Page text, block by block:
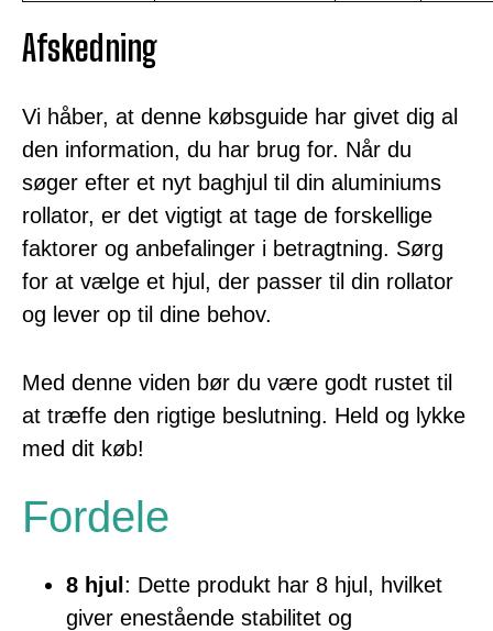
Afskedning
Vi håber, at denne købsguide har givet dig al
den information, du har brug for. Når du
søger efter et nyt baghjul til din aluminiums
rollator, er det vigtigt at tage de forskellige
faktorer og anbefalinger i betragtning. Sørg
for at vælge et hjul, der passer til din rollator
og lever op til dine behov.
Med denne viden bør du være godt rustet til
at træffe den rigtige beslutning. Held og lykke
med dit køb!
Fordele
8 hjul : Dette produkt har 8 hjul, hvilket
giver enestående stabilitet og